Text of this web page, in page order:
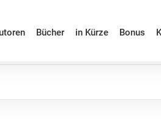
Bücher in Kürze Bonus